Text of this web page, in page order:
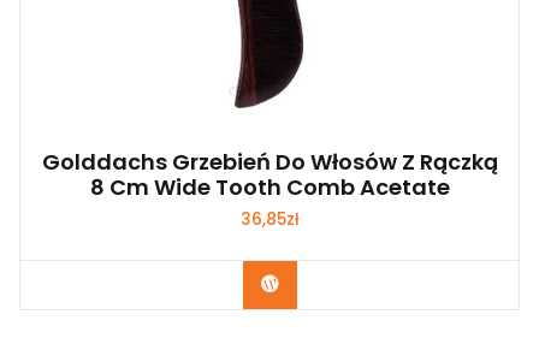
Golddachs Grzebień Do Włosów Z Rączką
8 Cm Wide Tooth Comb Acetate
36,85zł
Zobacz